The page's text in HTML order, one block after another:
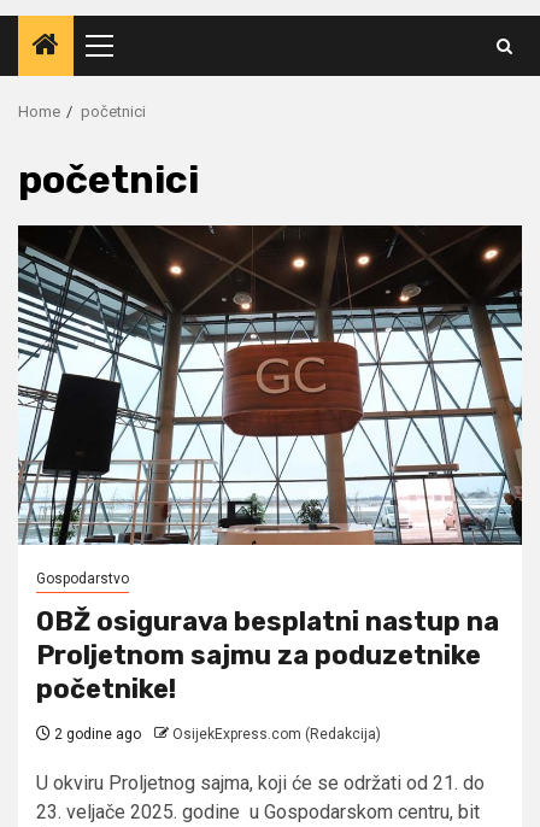
Primary
Menu
Home početnici
početnici
Gospodarstvo
OBŽ osigurava besplatni nastup na
Proljetnom sajmu za poduzetnike
početnike!
2 godine ago OsijekExpress.com (Redakcija)
U okviru Proljetnog sajma, koji će se održati od 21. do
23. veljače 2025. godine u Gospodarskom centru, bit